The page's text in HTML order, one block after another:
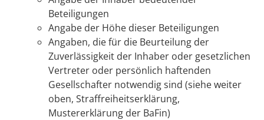
Beteiligungen
Angabe der Höhe dieser Beteiligungen
Angaben, die für die Beurteilung der
Zuverlässigkeit der Inhaber oder gesetzlichen
Vertreter oder persönlich haftenden
Gesellschafter notwendig sind (siehe weiter
oben, Straffreiheitserklärung,
Mustererklärung der BaFin)